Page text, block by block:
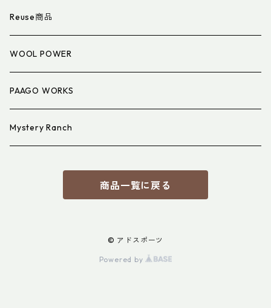
衣類小物
アイウェア
寝具小物
Reuse商品
WOOL POWER
PAAGO WORKS
Mystery Ranch
商品一覧に戻る
© アドスポーツ
Powered by